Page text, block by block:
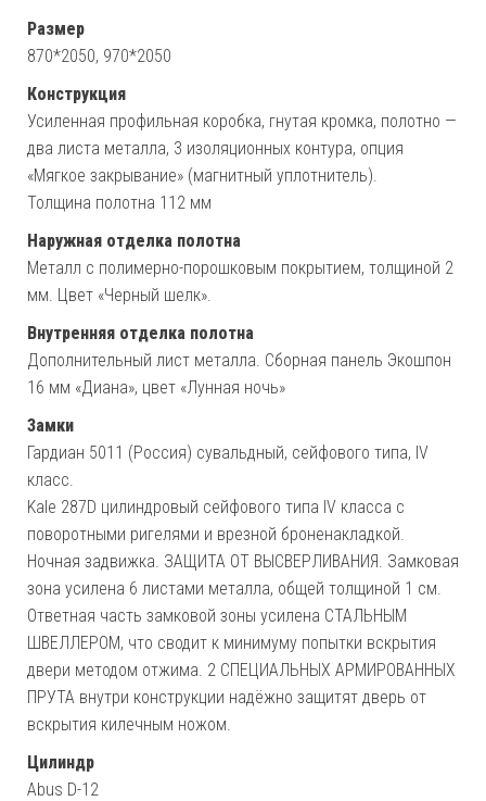
Размер
870*2050, 970*2050
Конструкция
Усиленная профильная коробка, гнутая кромка, полотно —
два листа металла, 3 изоляционных контура, опция
«Мягкое закрывание» (магнитный уплотнитель).
Толщина полотна 112 мм
Наружная отделка полотна
Металл с полимерно-порошковым покрытием, толщиной 2
мм. Цвет «Черный шелк».
Внутренняя отделка полотна
Дополнительный лист металла. Сборная панель Экошпон
16 мм «Диана», цвет «Лунная ночь»
Замки
Гардиан 5011 (Россия) сувальдный, сейфового типа, IV
класс.
Kale 287D цилиндровый сейфового типа IV класса с
поворотными ригелями и врезной броненакладкой.
Ночная задвижка. ЗАЩИТА ОТ ВЫСВЕРЛИВАНИЯ. Замковая
зона усилена 6 листами металла, общей толщиной 1 см.
Ответная часть замковой зоны усилена СТАЛЬНЫМ
ШВЕЛЛЕРОМ, что сводит к минимуму попытки вскрытия
двери методом отжима. 2 СПЕЦИАЛЬНЫХ АРМИРОВАННЫХ
ПРУТА внутри конструкции надёжно защитят дверь от
вскрытия килечным ножом.
Цилиндр
Abus D-12